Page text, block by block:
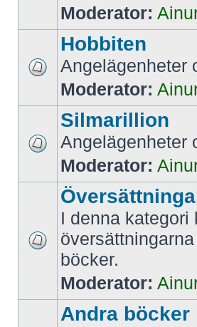
Moderator:
Hobbiten
Angelägenheter
Moderator:
Silmarillion
Angelägenheter
Moderator:
I denna kategori
böcker.
Moderator:
Andra böcker